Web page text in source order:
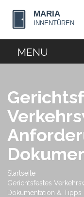
Startseite
Gerichtsfestes
Dokumentation & Tipps